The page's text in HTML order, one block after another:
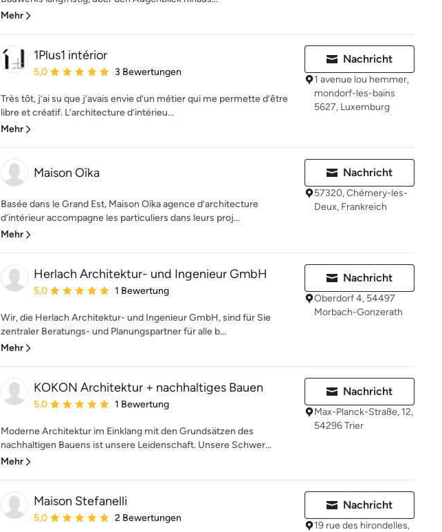
Mehr
1Plus1 intérior
Durchschnittliche Bewertung: 5 von 5 Sternen
5,0 3 Bewertungen
Très tôt, j’ai su que j’avais envie d’un métier qui me permette d’être
libre et créatif. L’architecture d’intérieu...
Mehr
Nachricht
1 avenue lou hemmer,
mondorf-les-bains
5627, Luxemburg
Maison Oïka
Basée dans le Grand Est, Maison Oïka agence d’architecture
d’intérieur accompagne les particuliers dans leurs proj...
Mehr
Nachricht
57320, Chémery-les-
Deux, Frankreich
Herlach Architektur- und Ingenieur GmbH
Durchschnittliche Bewertung: 5 von 5 Sternen
5,0 1 Bewertung
Wir, die Herlach Architektur- und Ingenieur GmbH, sind für Sie
zentraler Beratungs- und Planungspartner für alle b...
Mehr
Nachricht
Oberdorf 4, 54497
Morbach-Gonzerath
KOKON Architektur + nachhaltiges Bauen
Durchschnittliche Bewertung: 5 von 5 Sternen
5,0 1 Bewertung
Moderne Architektur im Einklang mit den Grundsätzen des
nachhaltigen Bauens ist unsere Leidenschaft. Unsere Schwer...
Mehr
Nachricht
Max-Planck-Straße, 12,
54296 Trier
Maison Stefanelli
Durchschnittliche Bewertung: 5 von 5 Sternen
5,0 2 Bewertungen
Nachricht
19 rue des hirondelles,